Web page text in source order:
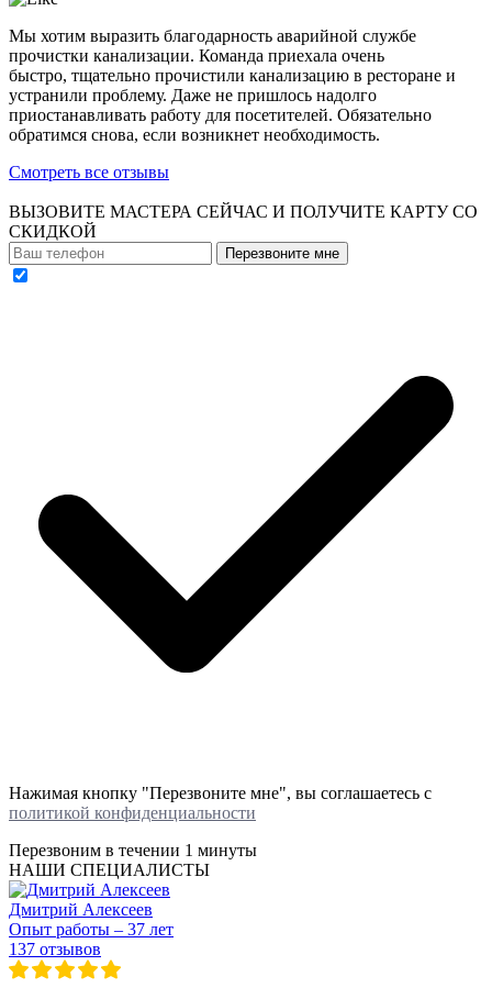
Мы хотим выразить благодарность аварийной службе
прочистки канализации. Команда приехала очень
быстро, тщательно прочистили канализацию в ресторане и
устранили проблему. Даже не пришлось надолго
приостанавливать работу для посетителей. Обязательно
обратимся снова, если возникнет необходимость.
Смотреть все отзывы
ВЫЗОВИТЕ МАСТЕРА СЕЙЧАС И ПОЛУЧИТЕ КАРТУ СО
СКИДКОЙ
Перезвоните мне
Нажимая кнопку "Перезвоните мне", вы соглашаетесь с
политикой конфиденциальности
Перезвоним в течении 1 минуты
НАШИ СПЕЦИАЛИСТЫ
Дмитрий Алексеев
Опыт работы – 37 лет
137 отзывов